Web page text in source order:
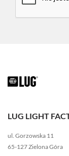
LUG LIGHT
ul. Gorzowska 11
65-127 Zielona Góra